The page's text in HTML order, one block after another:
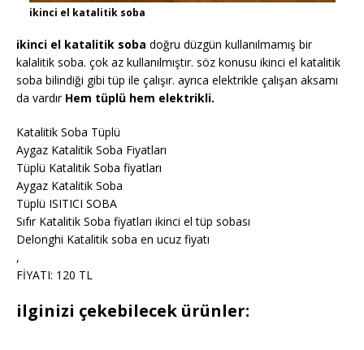
ikinci el katalitik soba
ikinci el katalitik soba doğru düzgün kullanılmamış bir
kalalitik soba. çok az kullanılmıştır. söz konusu ikinci el katalitik
soba bilindiği gibi tüp ile çalışır. ayrıca elektrikle çalışan aksamı
da vardır Hem tüplü hem elektrikli.
Katalitik Soba Tüplü
Aygaz Katalitik Soba Fiyatları
Tüplü Katalitik Soba fiyatları
Aygaz Katalitik Soba
Tüplü ISITICI SOBA
Sıfır Katalitik Soba fiyatları ikinci el tüp sobası
Delonghi Katalitik soba en ucuz fiyatı
,
FİYATI: 120 TL
ilginizi çekebilecek ürünler: